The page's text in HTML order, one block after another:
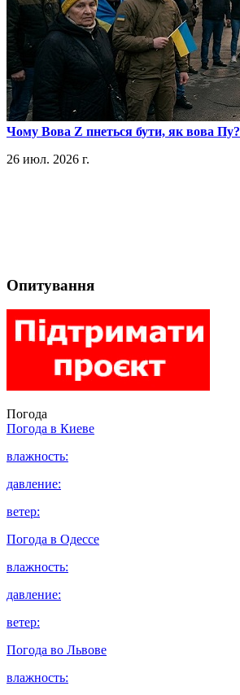
​Чому Вова Z пнеться бути, як вова Пу?
26 июл. 2026 г.
Опитування
Погода
Погода в Киеве
влажность:
давление:
ветер:
Погода в Одессе
влажность:
давление:
ветер:
Погода во Львове
влажность: